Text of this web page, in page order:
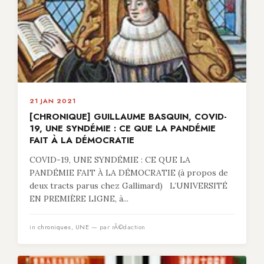
21 JAN 2021
[CHRONIQUE] GUILLAUME BASQUIN, COVID-
19, UNE SYNDÉMIE : CE QUE LA PANDÉMIE
FAIT À LA DÉMOCRATIE
COVID-19, UNE SYNDÉMIE : CE QUE LA
PANDÉMIE FAIT À LA DÉMOCRATIE (à propos de
deux tracts parus chez Gallimard) L’UNIVERSITÉ
EN PREMIÈRE LIGNE, à...
in chroniques, UNE — par rÃ©daction